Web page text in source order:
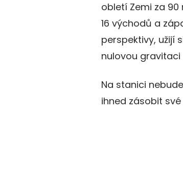
obletí Zemi za
16 východů a
perspektivy, užijí
nulovou gravitaci
Na stanici
ihned zásobit